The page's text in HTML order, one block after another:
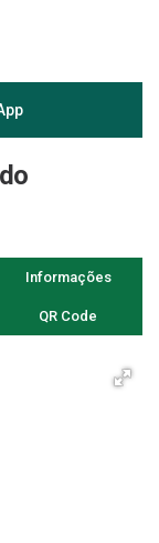
Informações
QR Code